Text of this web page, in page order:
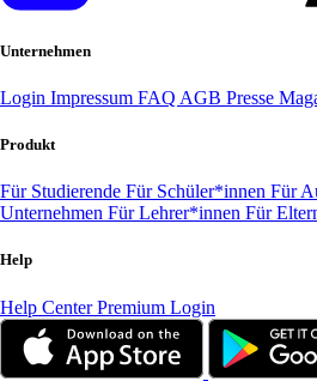
Unternehmen
Login Impressum FAQ AGB Presse
Produkt
Für Studierende Für Schüler*innen Für
Unternehmen Für Lehrer*innen Für
Help
Help CenterPremium Login